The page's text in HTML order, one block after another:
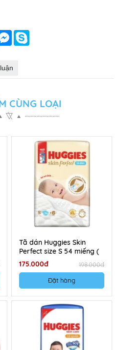
Messenger
CÙNG LOẠI
Tã dán Huggies Skin
Perfect size S 54 miếng (
4-8kg)
175.000đ
198.000đ
Đặt hàng